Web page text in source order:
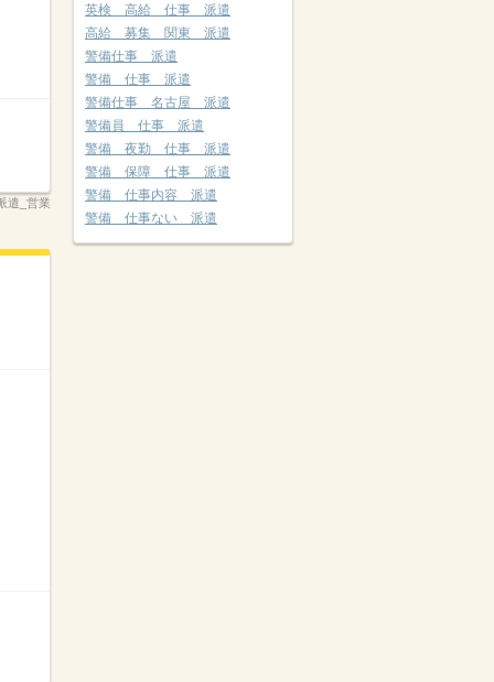
遣_営業
英検 高給 仕事 派遣
高給 募集 関東 派遣
警備仕事 派遣
警備 仕事 派遣
警備仕事 名古屋 派遣
警備員 仕事 派遣
警備 夜勤 仕事 派遣
警備 保障 仕事 派遣
警備 仕事内容 派遣
警備 仕事ない 派遣